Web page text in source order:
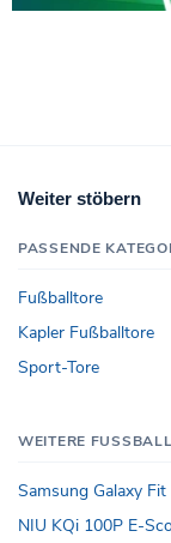
Weiter stöbern
PASSENDE
Fußballtore
Kapler Fußballtore
Sport-Tore
WEITERE
Samsung Galaxy
NIU KQi 100P E-